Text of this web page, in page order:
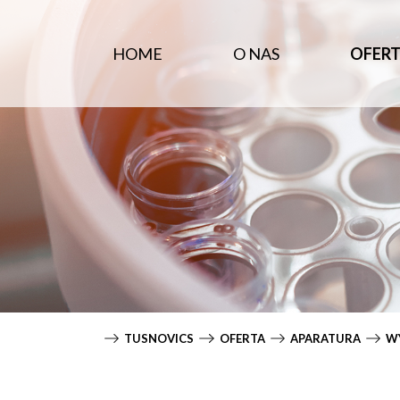
HOME O NAS
TUSNOVICS OFERTA APARATURA